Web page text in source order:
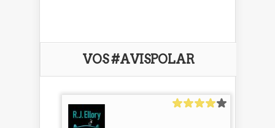
VOS #AVISPOLAR